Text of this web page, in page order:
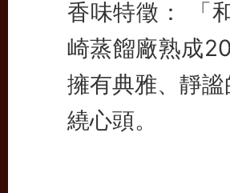
香味特徵： 「
崎蒸餾廠熟成
擁有典雅、靜
繞心頭。